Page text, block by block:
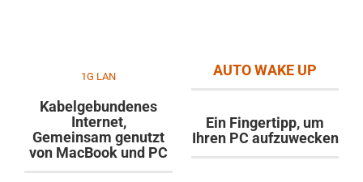
1G LAN
Kabelgebundenes
Internet,
Gemeinsam genutzt
von MacBook und PC
AUTO WAKE UP
Ein Fingertipp, um
Ihren PC aufzuwecken